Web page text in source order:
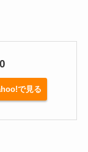
で見る